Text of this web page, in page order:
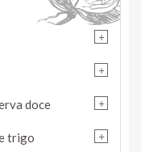
+
+
+
doce
+
trigo